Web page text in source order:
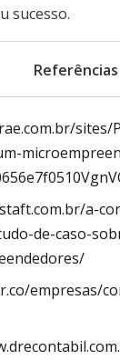
sucesso.
Referências
a-
de-caso-
empresas/